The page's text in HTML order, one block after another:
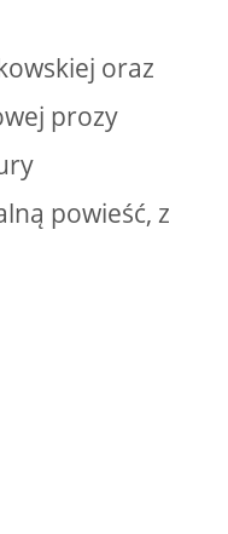
oraz
prozy
powieść, z